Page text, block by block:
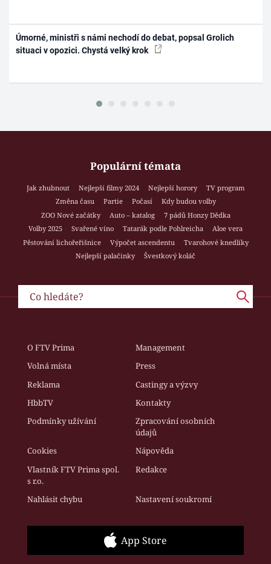
Úmorné, ministři s námi nechodí do debat, popsal Grolich
situaci v opozici. Chystá velký krok
Populární témata
Jak zhubnout Nejlepší filmy 2024 Nejlepší horory
TV program
Změna času
Partie Počasí
Kdy budou volby
ZOO Nové začátky
Auto – katalog
7 pádů Honzy Dědka
Volby 2025
Svařené víno Tatarák podle Pohlreicha
Aloe vera
Pěstování lichořeřišnice
Výpočet ascendentu
Tvarohové knedlíky
Nejlepší palačinky
Švestkový koláč
O FTV Prima
Management
Volná místa
Press
Reklama
Castingy a výzvy
HbbTV
Kontakty
Podmínky užívání
Zpracování osobních
údajů
Cookies
Nápověda
Vlastník FTV Prima spol.
s r.o.
Redakce
Nahlásit chybu Nastavení soukromí
App Store